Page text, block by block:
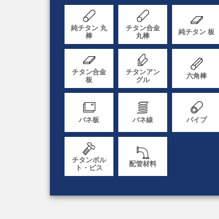
純チタン 丸
棒
チタン合金
丸棒
純チタン 板
チタン合金
板
チタンアン
グル
六角棒
バネ板 バネ線 パイプ
チタンボル
ト・ビス
配管材料